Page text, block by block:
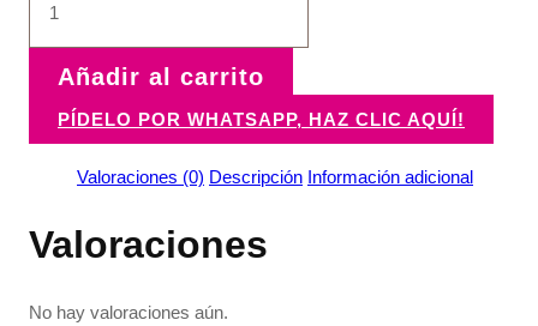
LOVE
Añadir al carrito
PÍDELO POR WHATSAPP, HAZ CLIC AQUÍ!
Valoraciones (0) Descripción Información adicional
Valoraciones
No hay valoraciones aún.